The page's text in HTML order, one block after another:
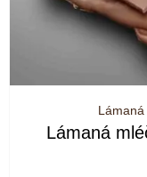
Lámaná